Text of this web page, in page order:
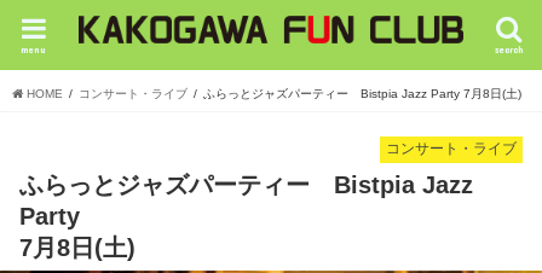
search
menu
HOME コンサート・ライブ ふらっとジャズパーティー Bistpia Jazz Party 7月8日(土)
コンサート・ライブ
ふらっとジャズパーティー Bistpia Jazz
Party
7月8日(土)